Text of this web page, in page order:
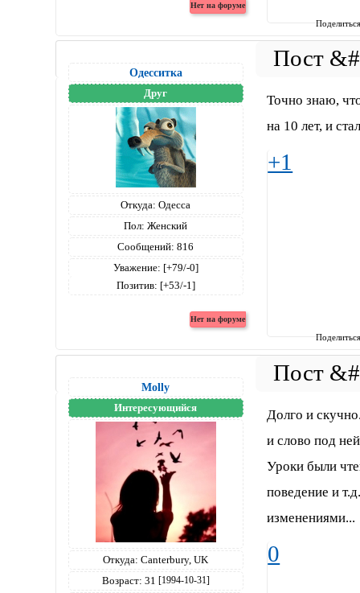
Одесситка
Друг
Откуда: Одесса
Пол: Женский
Сообщений: 816
Уважение: [+79/-0]
Позитив: [+53/-1]
Точно знаю,
на 10 лет, и
+1
Molly
Интересующийся
Откуда: Canterbury, UK
Возраст: 31 [1994-10-31]
Долго и
и слово под
Уроки были
поведение и
изменениями...
0